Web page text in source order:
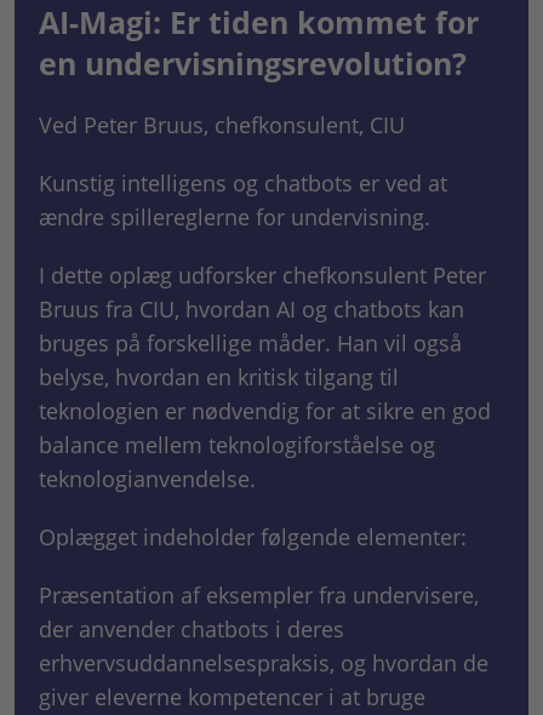
AI-Magi: Er tiden kommet for
en undervisningsrevolution?
Ved Peter Bruus, chefkonsulent, CIU
Kunstig intelligens og chatbots er ved at
ændre spillereglerne for undervisning.
I dette oplæg udforsker chefkonsulent Peter
Bruus fra CIU, hvordan AI og chatbots kan
bruges på forskellige måder. Han vil også
belyse, hvordan en kritisk tilgang til
teknologien er nødvendig for at sikre en god
balance mellem teknologiforståelse og
teknologianvendelse.
Oplægget indeholder følgende elementer:
Præsentation af eksempler fra undervisere,
der anvender chatbots i deres
erhvervsuddannelsespraksis, og hvordan de
giver eleverne kompetencer i at bruge